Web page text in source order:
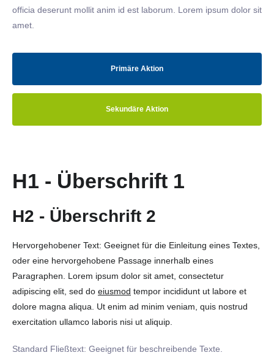
officia deserunt mollit anim id est laborum. Lorem ipsum dolor sit
amet.
Primäre Aktion
Sekundäre Aktion
H1 - Überschrift 1
H2 - Überschrift 2
Hervorgehobener Text: Geeignet für die Einleitung eines Textes,
oder eine hervorgehobene Passage innerhalb eines
Paragraphen. Lorem ipsum dolor sit amet, consectetur
adipiscing elit, sed do eiusmod tempor incididunt ut labore et
dolore magna aliqua. Ut enim ad minim veniam, quis nostrud
exercitation ullamco laboris nisi ut aliquip.
Standard Fließtext: Geeignet für beschreibende Texte.